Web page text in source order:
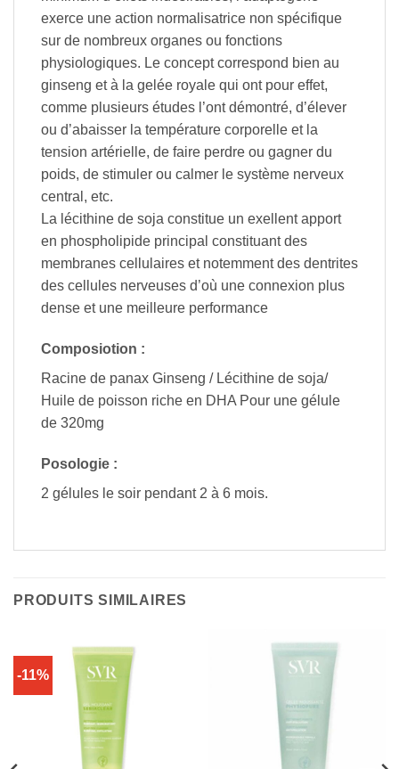
exerce une action normalisatrice non spécifique
sur de nombreux organes ou fonctions
physiologiques. Le concept correspond bien au
ginseng et à la gelée royale qui ont pour effet,
comme plusieurs études l’ont démontré, d’élever
ou d’abaisser la température corporelle et la
tension artérielle, de faire perdre ou gagner du
poids, de stimuler ou calmer le système nerveux
central, etc.
La lécithine de soja constitue un exellent apport
en phospholipide principal constituant des
membranes cellulaires et notemment des dentrites
des cellules nerveuses d’où une connexion plus
dense et une meilleure performance
Composiotion :
Racine de panax Ginseng / Lécithine de soja/
Huile de poisson riche en DHA Pour une gélule
de 320mg
Posologie :
2 gélules le soir pendant 2 à 6 mois.
PRODUITS SIMILAIRES
-11%